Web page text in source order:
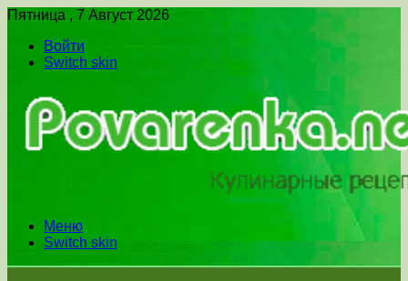
Пятница , 7 Август 2026
Войти
Switch skin
Меню
Switch skin